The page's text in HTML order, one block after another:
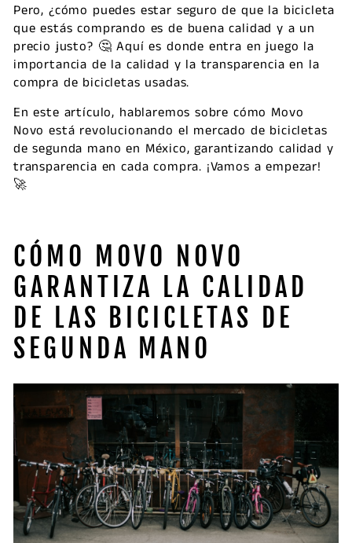
Pero, ¿cómo puedes estar seguro de que la bicicleta
que estás comprando es de buena calidad y a un
precio justo? 🤔 Aquí es donde entra en juego la
importancia de la calidad y la transparencia en la
compra de bicicletas usadas.
En este artículo, hablaremos sobre cómo Movo
Novo está revolucionando el mercado de bicicletas
de segunda mano en México, garantizando calidad y
transparencia en cada compra. ¡Vamos a empezar!
🚀
CÓMO MOVO NOVO
GARANTIZA LA CALIDAD
DE LAS BICICLETAS DE
SEGUNDA MANO